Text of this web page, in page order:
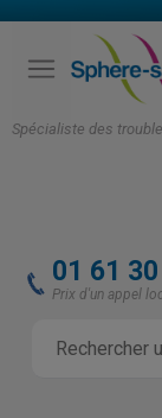
Spécialiste des
01 61
Prix d'un appel